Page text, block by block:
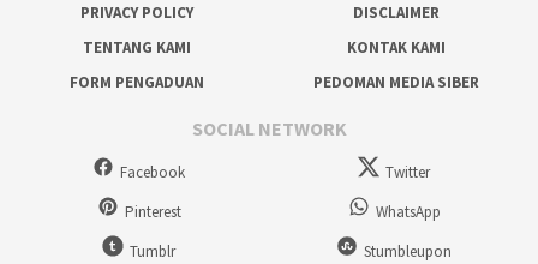
PRIVACY POLICY
DISCLAIMER
TENTANG KAMI
KONTAK KAMI
FORM PENGADUAN
PEDOMAN MEDIA SIBER
SOCIAL NETWORK
Facebook
Twitter
Pinterest
WhatsApp
Tumblr
Stumbleupon